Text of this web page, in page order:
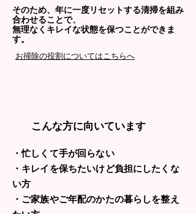
そのため、年に一度リセットする清掃を組み
合わせることで、
​無理なくキレイな状態を保つことができま
す。
​お掃除の役割についてはこちらへ
​こんな方に向いています
・忙しくて手が回らない
・キレイを保ちたいけど負担にしたくな
い方
​・ご家族やご年配のかたの暮らしを整え